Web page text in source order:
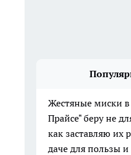
Жестяные миски
Прайсе" беру не
как заставляю их
даче для пользы